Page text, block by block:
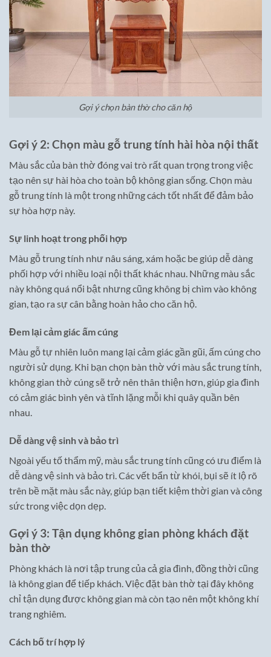
Gợi ý chọn bàn thờ cho căn hộ
Gợi ý 2: Chọn màu gỗ trung tính hài hòa nội thất
Màu sắc của bàn thờ đóng vai trò rất quan trọng trong việc
tạo nên sự hài hòa cho toàn bộ không gian sống. Chọn màu
gỗ trung tính là một trong những cách tốt nhất để đảm bảo
sự hòa hợp này.
Sự linh hoạt trong phối hợp
Màu gỗ trung tính như nâu sáng, xám hoặc be giúp dễ dàng
phối hợp với nhiều loại nội thất khác nhau. Những màu sắc
này không quá nổi bật nhưng cũng không bị chìm vào không
gian, tạo ra sự cân bằng hoàn hảo cho căn hộ.
Đem lại cảm giác ấm cúng
Màu gỗ tự nhiên luôn mang lại cảm giác gần gũi, ấm cúng cho
người sử dụng. Khi bạn chọn bàn thờ với màu sắc trung tính,
không gian thờ cúng sẽ trở nên thân thiện hơn, giúp gia đình
có cảm giác bình yên và tĩnh lặng mỗi khi quây quần bên
nhau.
Dễ dàng vệ sinh và bảo trì
Ngoài yếu tố thẩm mỹ, màu sắc trung tính cũng có ưu điểm là
dễ dàng vệ sinh và bảo trì. Các vết bẩn từ khói, bụi sẽ ít lộ rõ
trên bề mặt màu sắc này, giúp bạn tiết kiệm thời gian và công
sức trong việc dọn dẹp.
Gợi ý 3: Tận dụng không gian phòng khách đặt
bàn thờ
Phòng khách là nơi tập trung của cả gia đình, đồng thời cũng
là không gian để tiếp khách. Việc đặt bàn thờ tại đây không
chỉ tận dụng được không gian mà còn tạo nên một không khí
trang nghiêm.
Cách bố trí hợp lý